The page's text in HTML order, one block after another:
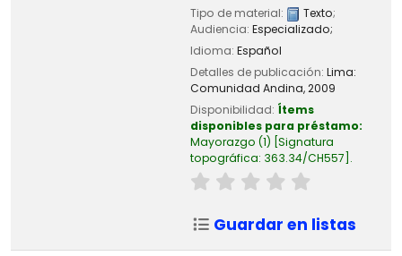
Tipo de material:
Texto;
Audiencia: Especializado;
Idioma: Español
Detalles de publicación: Lima:
Comunidad Andina,2009
Disponibilidad: Ítems
disponibles para préstamo:
Mayorazgo (1) Signatura
topográfica: 363.34/CH557 .
Guardar en listas